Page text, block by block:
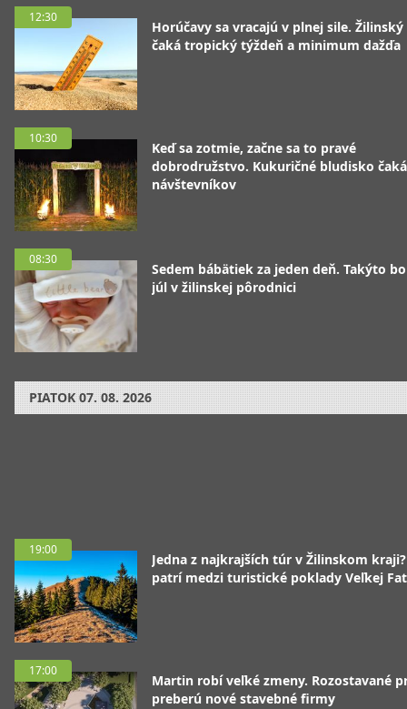
12:30
Horúčavy sa vracajú v plnej sile.
čaká tropický týždeň a minimum dažďa
10:30
Keď sa zotmie, začne sa to pravé
dobrodružstvo. Kukuričné bludisko
návštevníkov
08:30
Sedem bábätiek za jeden deň. Takýto
júl v žilinskej pôrodnici
PIATOK 07. 08. 2026
19:00
Jedna z najkrajších túr v Žilinskom
patrí medzi turistické poklady Veľkej
17:00
Martin robí veľké zmeny. Rozostavané
preberú nové stavebné firmy